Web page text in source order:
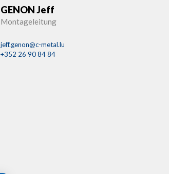
GENON Jeff
Montageleitung
jeff.genon@c-metal.lu
+352 26 90 84 84